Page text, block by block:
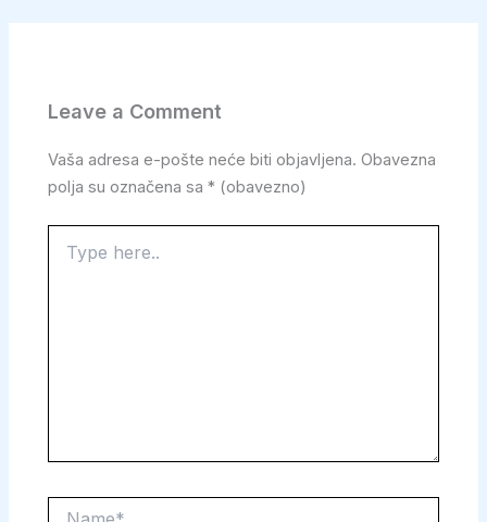
Leave a Comment
Vaša adresa e-pošte neće biti objavljena. Obavezna
polja su označena sa* (obavezno)
here..